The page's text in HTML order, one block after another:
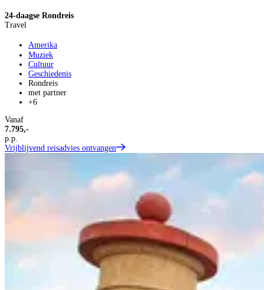
24-daagse Rondreis
Travel
Amerika
Muziek
Cultuur
Geschiedenis
Rondreis
met partner
+6
Vanaf
7.795,-
p.p.
Vrijblijvend reisadvies ontvangen